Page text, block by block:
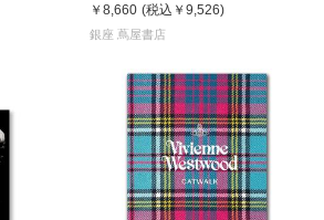
￥8,660 (税込 ￥9,526)
銀座 蔦屋書店